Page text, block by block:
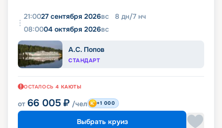
21:0027 сентября 2026вс 8 дн/7 нч
08:0004 октября 2026вс
А.С. Попов
СТАНДАРТ
ОСТАЛОСЬ 4 КАЮТЫ
от 66 005 ₽ /чел +1 000
Выбрать круиз